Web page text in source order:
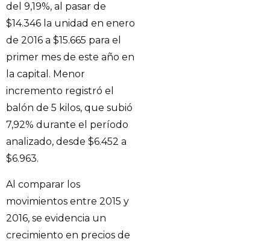
del 9,19%, al pasar de
$14.346 la unidad en enero
de 2016 a $15.665 para el
primer mes de este año en
la capital. Menor
incremento registró el
balón de 5 kilos, que subió
7,92% durante el período
analizado, desde $6.452 a
$6.963.
Al comparar los
movimientos entre 2015 y
2016, se evidencia un
crecimiento en precios de